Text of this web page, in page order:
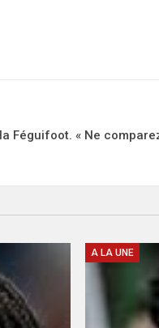
Féguifoot. « Ne
A LA UNE